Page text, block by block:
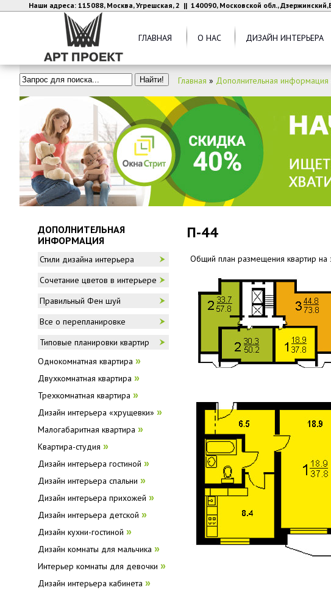
Наши адреса: 115088, Москва, Угрешская, 2 || 140090, Московской обл.,
ГЛАВНАЯ О НАС ДИЗАЙН ИНТЕРЬЕРА
Главная » Дополнительная информация
П-44
Общий план размещения квартир на
ДОПОЛНИТЕЛЬНАЯ
ИНФОРМАЦИЯ
Стили дизайна интерьера
Сочетание цветов в интерьере
Правильный Фен шуй
Все о перепланировке
Типовые планировки квартир
Однокомнатная квартира »
Двухкомнатная квартира »
Трехкомнатная квартира »
Дизайн интерьера «хрущевки» »
Малогабаритная квартира »
Квартира-студия »
Дизайн интерьера гостиной »
Дизайн интерьера спальни »
Дизайн интерьера прихожей »
Дизайн интерьера детской »
Дизайн кухни-гостиной »
Дизайн комнаты для мальчика »
Интерьер комнаты для девочки »
Дизайн интерьера кабинета »